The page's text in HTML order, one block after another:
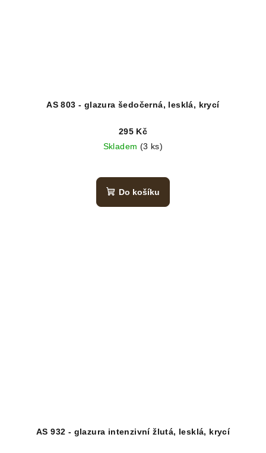
AS 803 - glazura šedočerná, lesklá, krycí
295 Kč
Skladem (3 ks)
Do košíku
AS 932 - glazura intenzivní žlutá, lesklá, krycí